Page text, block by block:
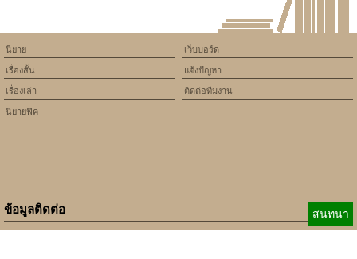
เว็บบอร์ด
แจ้งปัญหา
ติดต่อทีมงาน
นิยาย
เรื่องสั้น
เรื่องเล่า
นิยายฟิค
ข้อมูลติดต่อ สนทนา